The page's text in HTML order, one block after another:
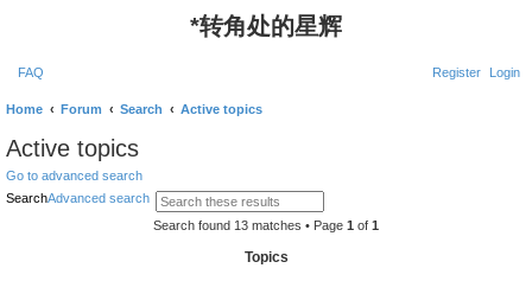
*转角处的星辉
FAQ Login
Register
Home Forum Search Active topics
Active topics
Go to advanced search
SearchAdvanced search
Search found 13 matches • Page 1 of 1
Topics